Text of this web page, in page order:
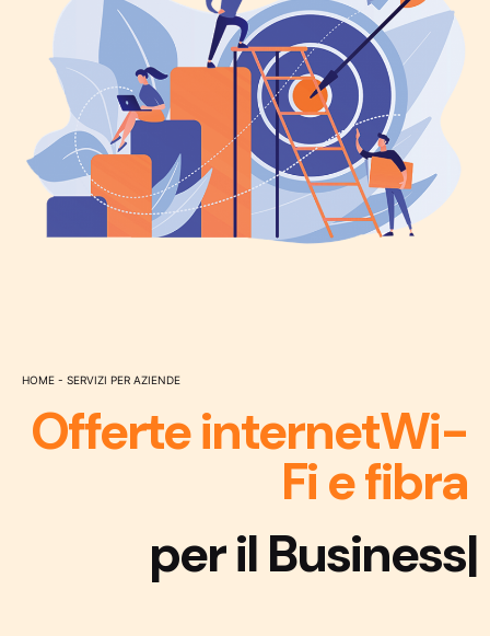
Home- Servizi per Aziende
Offerte internetWi-
Fi e fibra
per il Business|